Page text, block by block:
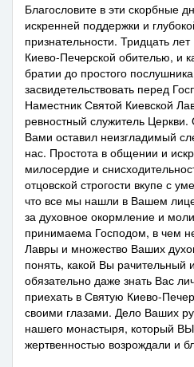
Благословите в эти скорбные
искренней поддержки и
признательности. Тридцать
Киево-Печерской обителью, и
братии до простого
засвидетельствовать перед
Наместник Святой Киевской
ревностный служитель
Вами оставил неизгладимый
нас. Простота в общении и
милосердие и
отцовской строгости вкупе с
что все мы нашли в Вашем
за духовное окормление и
принимаема Господом, в чем
Лавры и множество Ваших
понять, какой Вы рачительный
обязательно даже знать Вас
приехать в Святую Киево-
своими глазами. Дело Ваших
нашего монастыря, который
жертвенностью возрождали и